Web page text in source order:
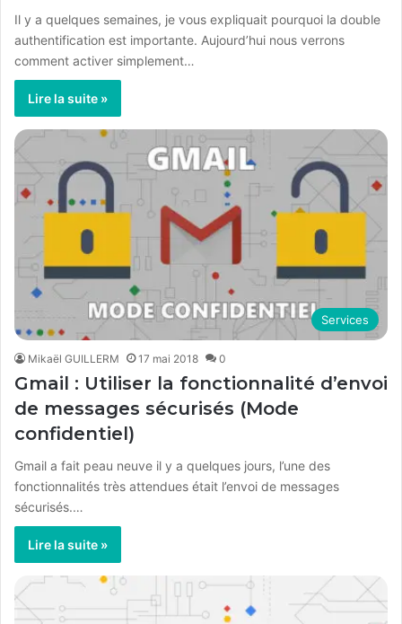
Il y a quelques semaines, je vous expliquait pourquoi la double
authentification est importante. Aujourd’hui nous verrons
comment activer simplement…
Lire la suite »
Services
Mikaël GUILLERM 17 mai 2018 0
Gmail : Utiliser la fonctionnalité d’envoi
de messages sécurisés (Mode
confidentiel)
Gmail a fait peau neuve il y a quelques jours, l’une des
fonctionnalités très attendues était l’envoi de messages
sécurisés.…
Lire la suite »